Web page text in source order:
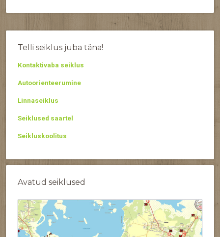
Telli seiklus juba täna!
Kontaktivaba seiklus
Autoorienteerumine
Linnaseiklus
Seiklused saartel
Seikluskoolitus
Avatud seiklused